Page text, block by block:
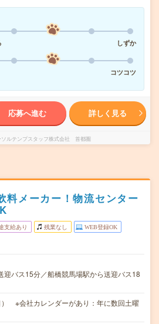
しずか
コツコツ
応募へ進む 詳しく見る
ソルテンプスタッフ株式会社 首都圏
料メーカー！物流センター
支給あり 残業なし WEB登録OK
迎バス15分／船橋競馬場駅から送迎バス18
） ※会社カレンダーがあり：年に数回土曜